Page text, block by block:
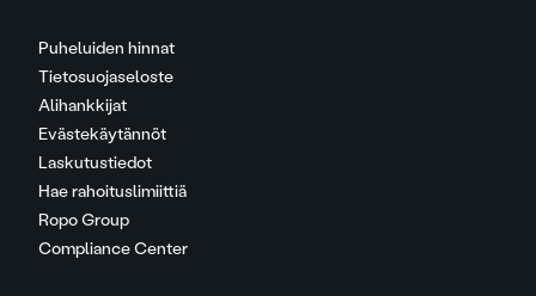
Puheluiden hinnat
Tietosuojaseloste
Alihankkijat
Evästekäytännöt
Laskutustiedot
Hae rahoituslimiittiä
Ropo Group
Compliance Center